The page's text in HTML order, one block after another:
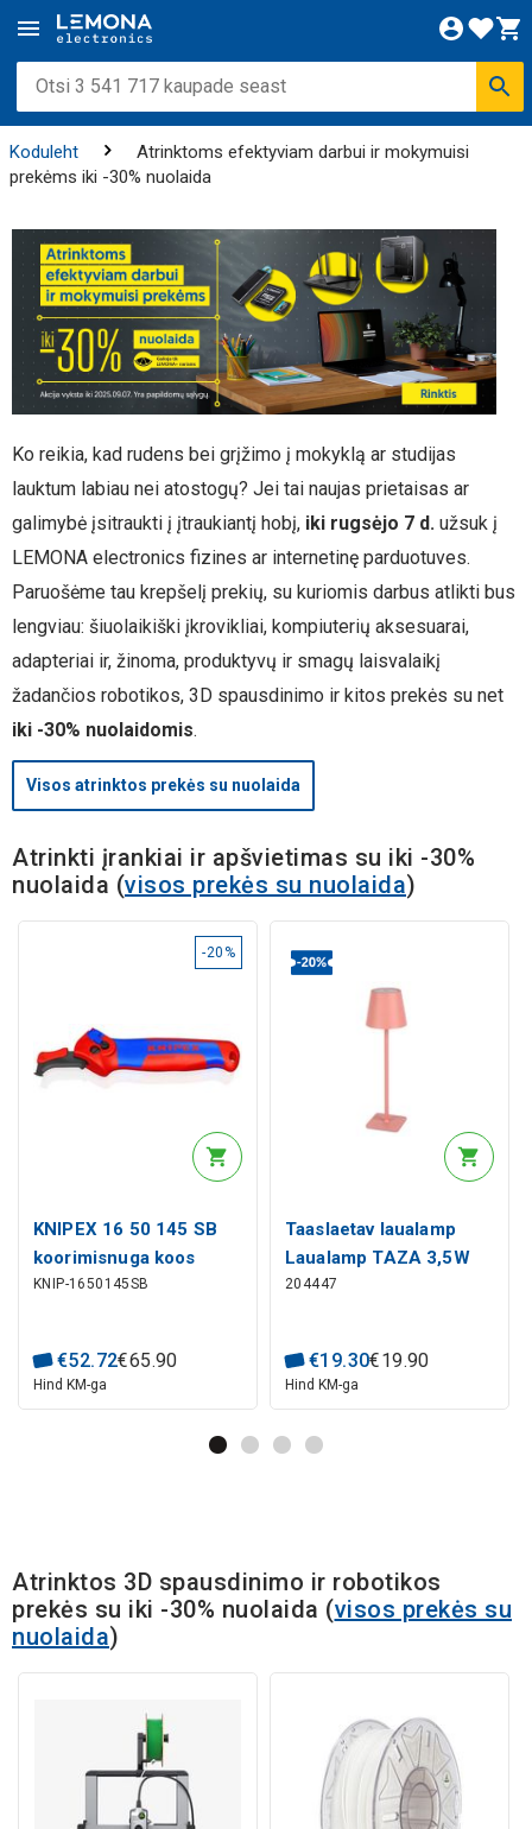
Koduleht
Atrinktoms efektyviam darbui ir mokymuisi
prekėms iki -30% nuolaida
Ko reikia, kad rudens bei grįžimo į mokyklą ar studijas
lauktum labiau nei atostogų? Jei tai naujas prietaisas ar
galimybė įsitraukti į įtraukiantį hobį, iki rugsėjo 7 d. užsuk į
LEMONA electronics fizines ar internetinę parduotuves.
Paruošėme tau krepšelį prekių, su kuriomis darbus atlikti bus
lengviau: šiuolaikiški įkrovikliai, kompiuterių aksesuarai,
adapteriai ir, žinoma, produktyvų ir smagų laisvalaikį
žadančios robotikos, 3D spausdinimo ir kitos prekės su net
iki -30% nuolaidomis.
Visos atrinktos prekės su nuolaida
Atrinkti įrankiai ir apšvietimas su iki -30%
nuolaida (visos prekės su nuolaida)
-20%
KNIPEX 16 50 145 SB
koorimisnuga koos
juhtkinga ja
käepidemetega 146 mm
KNIP-1650145SB
€52.72€65.90
Hind KM-ga
Taaslaetav laualamp
Laualamp TAZA 3,5W
400lm CCT IP54 roosa
204447
€19.30€19.90
Hind KM-ga
Atrinktos 3D spausdinimo ir robotikos
prekės su iki -30% nuolaida (visos prekės su
nuolaida)